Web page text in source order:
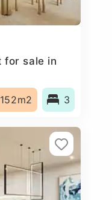
for sale in
152m2 3